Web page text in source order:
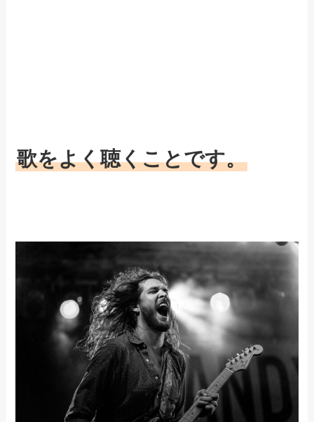
歌をよく聴くことです。